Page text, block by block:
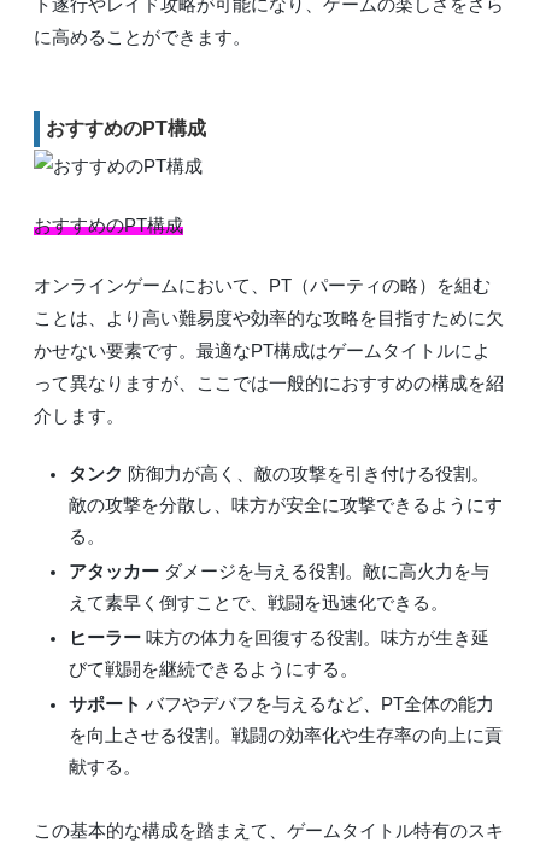
ト遂行やレイド攻略が可能になり、ゲームの楽しさをさら
に高めることができます。
おすすめのPT構成
おすすめのPT構成
オンラインゲームにおいて、PT（パーティの略）を組む
ことは、より高い難易度や効率的な攻略を目指すために欠
かせない要素です。最適なPT構成はゲームタイトルによ
って異なりますが、ここでは一般的におすすめの構成を紹
介します。
タンク 防御力が高く、敵の攻撃を引き付ける役割。
敵の攻撃を分散し、味方が安全に攻撃できるようにす
る。
アタッカーダメージを与える役割。敵に高火力を与
えて素早く倒すことで、戦闘を迅速化できる。
ヒーラー味方の体力を回復する役割。味方が生き延
びて戦闘を継続できるようにする。
サポート バフやデバフを与えるなど、PT全体の能力
を向上させる役割。戦闘の効率化や生存率の向上に貢
献する。
この基本的な構成を踏まえて、ゲームタイトル特有のスキ